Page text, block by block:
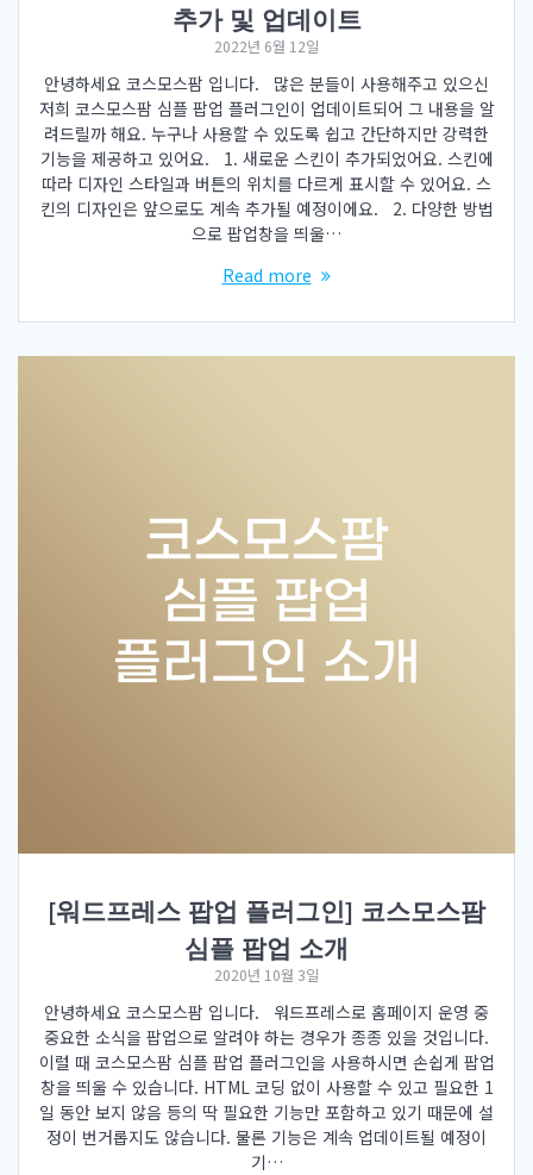
추가 및 업데이트
2022년 6월 12일
안녕하세요 코스모스팜 입니다. 많은 분들이 사용해주고 있으신
저희 코스모스팜 심플 팝업 플러그인이 업데이트되어 그 내용을 알
려드릴까 해요. 누구나 사용할 수 있도록 쉽고 간단하지만 강력한
기능을 제공하고 있어요. 1. 새로운 스킨이 추가되었어요. 스킨에
따라 디자인 스타일과 버튼의 위치를 다르게 표시할 수 있어요. 스
킨의 디자인은 앞으로도 계속 추가될 예정이에요. 2. 다양한 방법
으로 팝업창을 띄울…
Read more
[워드프레스 팝업 플러그인] 코스모스팜
심플 팝업 소개
2020년 10월 3일
안녕하세요 코스모스팜 입니다. 워드프레스로 홈페이지 운영 중
중요한 소식을 팝업으로 알려야 하는 경우가 종종 있을 것입니다.
이럴 때 코스모스팜 심플 팝업 플러그인을 사용하시면 손쉽게 팝업
창을 띄울 수 있습니다. HTML 코딩 없이 사용할 수 있고 필요한 1
일 동안 보지 않음 등의 딱 필요한 기능만 포함하고 있기 때문에 설
정이 번거롭지도 않습니다. 물론 기능은 계속 업데이트될 예정이
기…